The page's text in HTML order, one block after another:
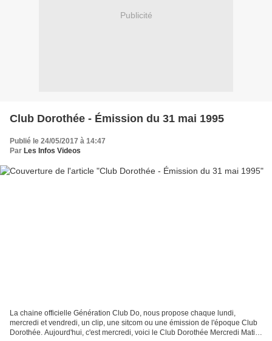
Publicité
Club Dorothée - Émission du 31 mai 1995
Publié le 24/05/2017 à 14:47
Par Les Infos Videos
La chaine officielle Génération Club Do, nous propose chaque lundi,
mercredi et vendredi, un clip, une sitcom ou une émission de l'époque Club
Dorothée. Aujourd'hui, c'est mercredi, voici le Club Dorothée Mercredi Matin